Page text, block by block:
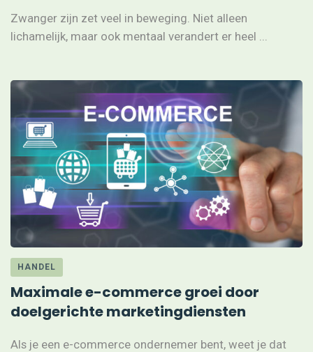
Zwanger zijn zet veel in beweging. Niet alleen
lichamelijk, maar ook mentaal verandert er heel ...
HANDEL
Maximale e-commerce groei door
doelgerichte marketingdiensten
Als je een e-commerce ondernemer bent, weet je dat